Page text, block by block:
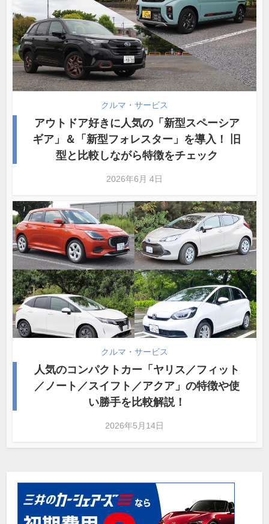
クルマ・サービス
アウトドア好きに人気の「新型スペーシア
ギア」＆「新型フォレスター」を導入！ 旧
型と比較しながら特徴をチェック
2026年6月 4日
クルマ・サービス
人気のコンパクトカー「ヤリス／フィット
／ノート／スイフト／アクア」の特徴や使
い勝手を比較解説！
2026年5月14日